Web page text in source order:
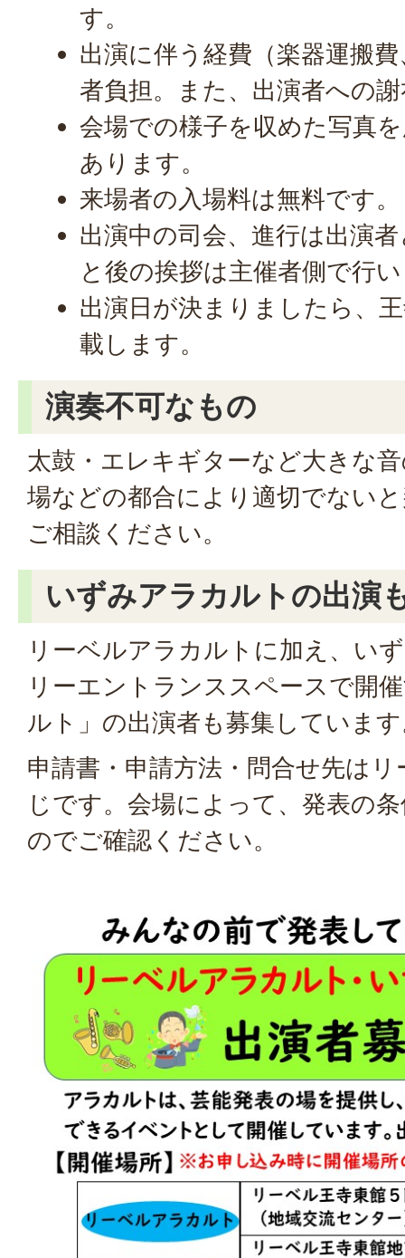
す。
出演に伴う経費（楽器運搬
者負担。また、出演者への
会場での様子を収めた写真
あります。
来場者の入場料は無料です。
出演中の司会、進行は出演
と後の挨拶は主催者側で行
出演日が決まりましたら、
載します。
演奏不可なもの
太鼓・エレキギターなど大きな
場などの都合により適切でない
ご相談ください。
いずみアラカルトの出演
リーベルアラカルトに加え、い
リーエントランススペースで開
ルト」の出演者も募集していま
申請書・申請方法・問合せ先は
じです。会場によって、発表の
のでご確認ください。